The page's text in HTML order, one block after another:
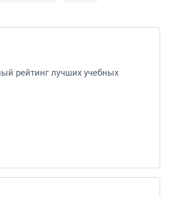
рейтинг лучших учебных